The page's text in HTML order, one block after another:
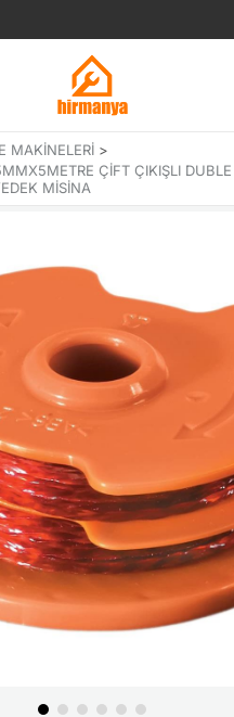
MAKINELERI >
ÇIFT ÇIKIŞLI DUBLE
MISINA